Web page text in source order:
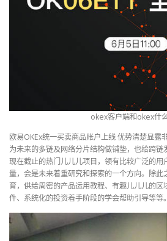
okex客户端和okex什
欧易OKEx统一买卖商品账户上线 优势清楚显露
为未来的多链及网络分片结构做铺垫，也给跨
现在截止的热门儿儿儿项目，领有比较广泛的用
量，会是未来着重研究和探索的一个方向。除此
育，供给周密的产品运用教程、有趣儿儿儿的
件、系统化的投资着手阶段的学会帮助引导等等